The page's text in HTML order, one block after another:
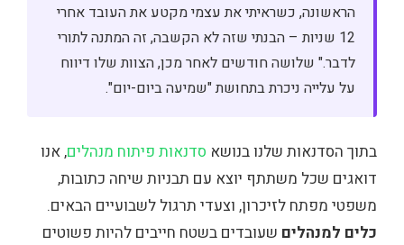
הראשונה, כשראיתי את עצמי מקטע את העובד אחרי
12 שניות – הבנתי שזה לא הקשבה, זה המתנה לתורי
לדבר." שלושה חודשים לאחר מכן, הצוות שלו דיווח
על עלייה ניכרת בתחושת "שמיעה ביום-יום".
בתוך הסדנאות שלנו בנושא סדנאות פיתוח מנהלים, אנו
דואגים שכל משתתף יוצא עם תבניות שיחה כתובות,
משפטי מפתח לזיכרון, וצעדי תרגול לשבועיים הבאים.
כלים למנהלים שעובדים בשטח חייבים להיות פשוטים